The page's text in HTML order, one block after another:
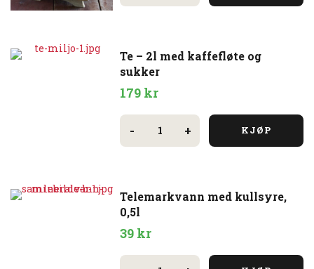
med
Te – 2l med kaffefløte og
sukker
179 kr
-
Te
med
+ KJØP
Telemarkvann med kullsyre,
0,5l
39 kr
Telemarkvann